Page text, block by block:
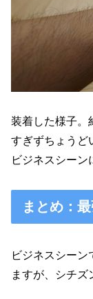
装着した様子。
すぎずちょうど
ビジネスシーン
まとめ：
ビジネスシーン
ますが、シチズ